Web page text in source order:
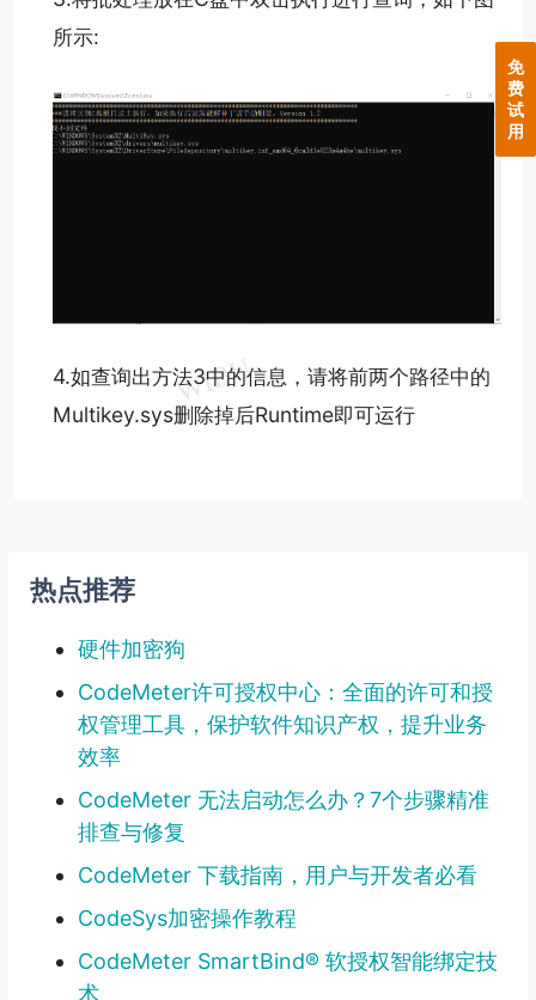
所示:
4.如查询出方法3中的信息，请将前两个路径中的
Multikey.sys删除掉后Runtime即可运行
热点推荐
硬件加密狗
CodeMeter许可授权中心：全面的许可和授
权管理工具，保护软件知识产权，提升业务
效率
CodeMeter 无法启动怎么办？7个步骤精准
排查与修复
CodeMeter 下载指南，用户与开发者必看
CodeSys加密操作教程
CodeMeter SmartBind® 软授权智能绑定技
术
免
费
试
用